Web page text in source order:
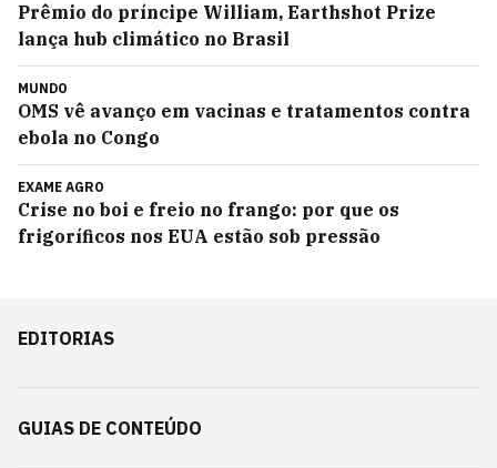
Prêmio do príncipe William, Earthshot Prize
lança hub climático no Brasil
MUNDO
OMS vê avanço em vacinas e tratamentos contra
ebola no Congo
EXAME AGRO
Crise no boi e freio no frango: por que os
frigoríficos nos EUA estão sob pressão
EDITORIAS
GUIAS DE CONTEÚDO